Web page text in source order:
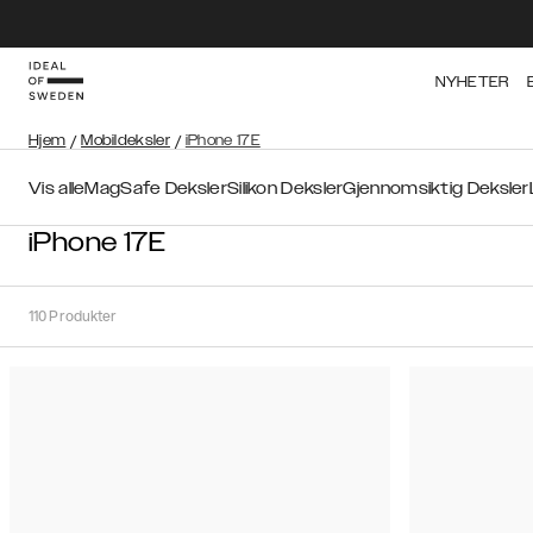
NYHETER
Hjem / Mobildeksler / iPhone 17E
Vis alleMagSafe DekslerSilikon DekslerGjennomsiktig Deksler
iPhone 17E
110Produkter